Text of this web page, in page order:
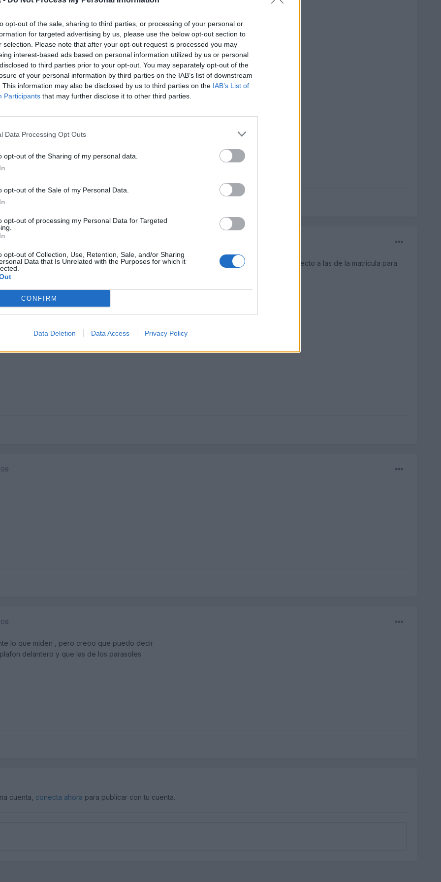
opt-out of the sale, sharing to third parties, or processing of your personal or
for targeted advertising by us, please use the below opt-out section to
selection. Please note that after your opt-out request is processed you may
interest-based ads based on personal information utilized by us or personal
to third parties prior to your opt-out. You may separately opt-out of the
of your personal information by third parties on the IAB’s list of downstream
This information may also be disclosed by us to third parties on the IAB’s List of
Participants that may further disclose it to other third parties.
Data Processing Opt Outs
opt-out of the Sharing of my personal data.
opt-out of the Sale of my Personal Data.
opt-out of processing my Personal Data for Targeted
opt-out of Collection, Use, Retention, Sale, and/or Sharing
Data that Is Unrelated with the Purposes for which it
CONFIRM
Data Deletion Data Access Privacy Policy
es de 36 mm:
desde 31 mm hasta más de 44 mm.
las del plafón iluminación habitáculo son más grandes, lo que no se sus medidas con respecto a las de la matricula para
la correcta.
lo que miden , pero creoo que puedo decir
delantero y que las de los parasoles
cuenta, conecta ahora para publicar con tu cuenta.